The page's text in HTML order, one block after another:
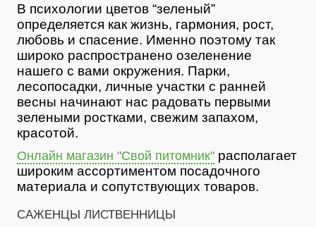
В психологии цветов “зеленый”
определяется как жизнь, гармония, рост,
любовь и спасение. Именно поэтому так
широко распространено озеленение
нашего с вами окружения. Парки,
лесопосадки, личные участки с ранней
весны начинают нас радовать первыми
зелеными ростками, свежим запахом,
красотой.
Онлайн магазин "Свой питомник" располагает
широким ассортиментом посадочного
материала и сопутствующих товаров.
САЖЕНЦЫ ЛИСТВЕННИЦЫ